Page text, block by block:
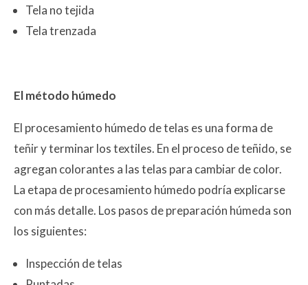
Tela no tejida
Tela trenzada
El método húmedo
El procesamiento húmedo de telas es una forma de
teñir y terminar los textiles. En el proceso de teñido, se
agregan colorantes a las telas para cambiar de color.
La etapa de procesamiento húmedo podría explicarse
con más detalle. Los pasos de preparación húmeda son
los siguientes:
Inspección de telas